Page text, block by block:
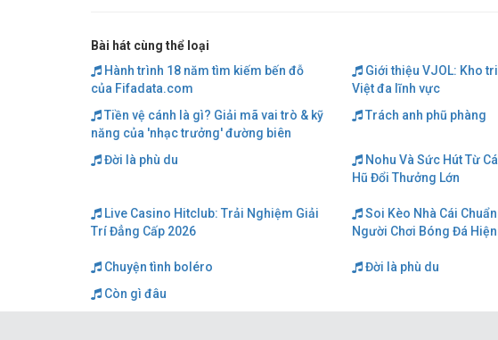
Bài hát cùng thể loại
Hành trình 18 năm tìm kiếm bến đỗ
của Fifadata.com
Giới thiệu VJOL: Kho
Việt đa lĩnh vực
Tiền vệ cánh là gì? Giải mã vai trò & kỹ
năng của 'nhạc trưởng' đường biên
Trách anh phũ phàng
Đời là phù du
Nohu Và Sức Hút Từ
Hũ Đổi Thưởng Lớn
Live Casino Hitclub: Trải Nghiệm Giải
Trí Đẳng Cấp 2026
Soi Kèo Nhà Cái
Người Chơi Bóng Đá
Chuyện tình boléro
Đời là phù du
Còn gì đâu